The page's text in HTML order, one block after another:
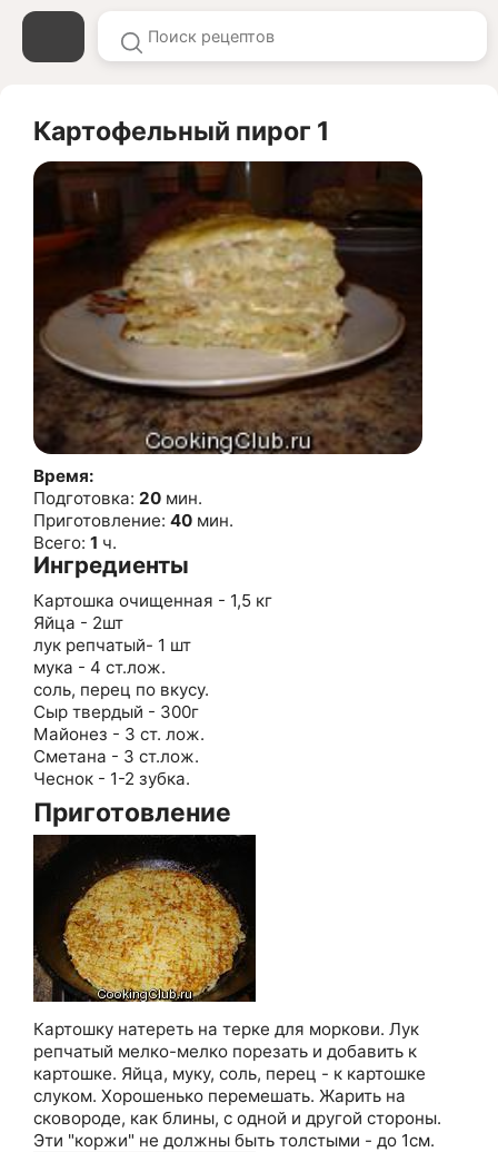
Картофельный пирог 1
Время:
Подготовка: 20 мин.
Приготовление: 40 мин.
Всего: 1 ч.
Ингредиенты
Картошка очищенная - 1,5 кг
Яйца - 2шт
лук репчатый- 1 шт
мука - 4 ст.лож.
соль, перец по вкусу.
Сыр твердый - 300г
Майонез - 3 ст. лож.
Сметана - 3 ст.лож.
Чеснок - 1-2 зубка.
Приготовление
Картошку натереть на терке для моркови. Лук
репчатый мелко-мелко порезать и добавить к
картошке. Яйца, муку, соль, перец - к картошке
слуком. Хорошенько перемешать. Жарить на
сковороде, как блины, с одной и другой стороны.
Эти "коржи" не должны быть толстыми - до 1см.